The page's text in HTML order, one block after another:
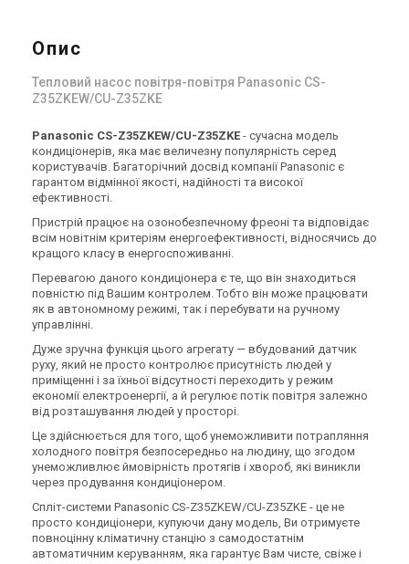
Опис
Тепловий насос повітря-повітря Panasonic CS-
Z35ZKEW/CU-Z35ZKE
Panasonic CS-Z35ZKEW/CU-Z35ZKE - сучасна модель
кондиціонерів, яка має величезну популярність серед
користувачів. Багаторічний досвід компанії Panasonic є
гарантом відмінної якості, надійності та високої
ефективності.
Пристрій працює на озонобезпечному фреоні та відповідає
всім новітнім критеріям енергоефективності, відносячись до
кращого класу в енергоспоживанні.
Перевагою даного кондиціонера є те, що він знаходиться
повністю під Вашим контролем. Тобто він може працювати
як в автономному режимі, так і перебувати на ручному
управлінні.
Дуже зручна функція цього агрегату — вбудований датчик
руху, який не просто контролює присутність людей у
приміщенні і за їхньої відсутності переходить у режим
економії електроенергії, а й регулює потік повітря залежно
від розташування людей у просторі.
Це здійснюється для того, щоб унеможливити потрапляння
холодного повітря безпосередньо на людину, що згодом
унеможливлює ймовірність протягів і хвороб, які виникли
через продування кондиціонером.
Спліт-системи Panasonic CS-Z35ZKEW/CU-Z35ZKE - це не
просто кондиціонери, купуючи дану модель, Ви отримуєте
повноцінну кліматичну станцію з самодостатнім
автоматичним керуванням, яка гарантує Вам чисте, свіже і